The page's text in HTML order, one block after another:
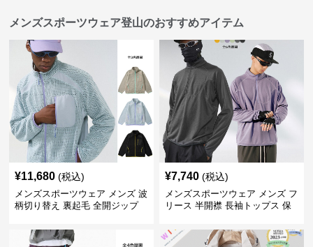
メンズスポーツウェア登山のおすすめアイテム
¥11,680 (税込)
メンズスポーツウェア メンズ 波
柄切り替え 裏起毛 全開ジップ
¥7,740 (税込)
メンズスポーツウェア メンズ フ
リース 半開襟 長袖トップス 保